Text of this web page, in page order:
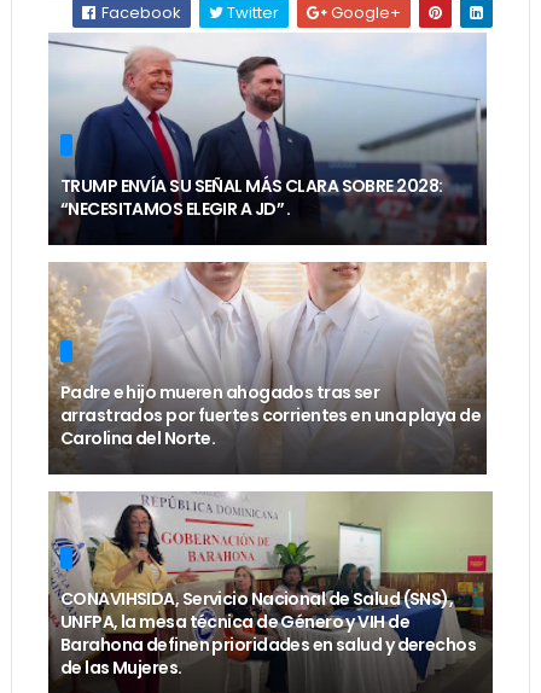
Facebook
Twitter Google+
TRUMP ENVÍA SU SEÑAL MÁS CLARA SOBRE 2028:
“NECESITAMOS ELEGIR A JD” .
Padre e hijo mueren ahogados tras ser
arrastrados por fuertes corrientes en una playa de
Carolina del Norte.
CONAVIHSIDA, Servicio Nacional de Salud (SNS),
UNFPA, la mesa técnica de Género y VIH de
Barahona definen prioridades en salud y derechos
de las Mujeres.